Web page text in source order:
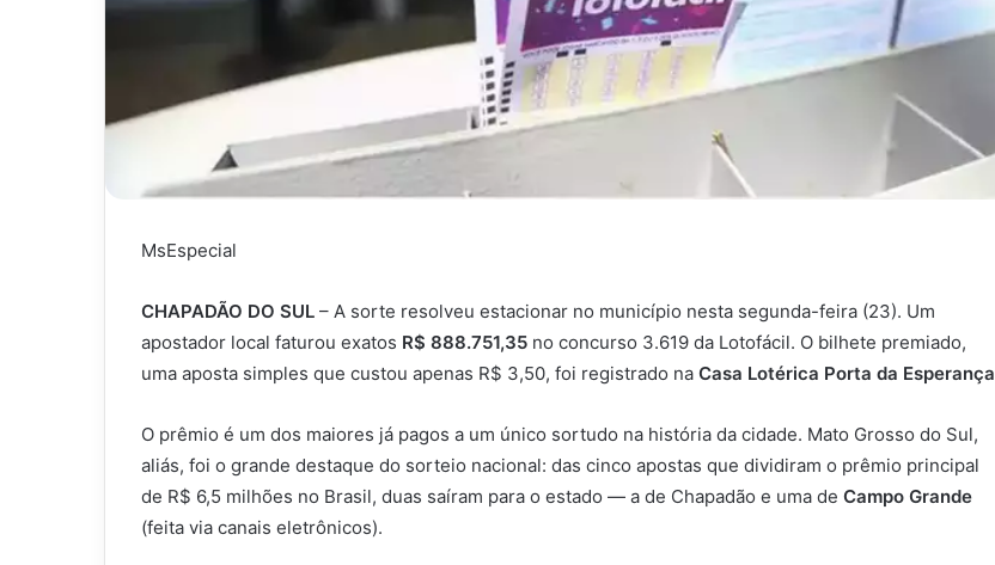
MsEspecial
CHAPADÃO DO SUL – A sorte resolveu estacionar no município nesta segunda-feira (23). Um
apostador local faturou exatos R$ 888.751,35 no concurso 3.619 da Lotofácil. O bilhete premiado,
uma aposta simples que custou apenas R$ 3,50, foi registrado na Casa Lotérica Porta da Esperança
O prêmio é um dos maiores já pagos a um único sortudo na história da cidade. Mato Grosso do Sul,
aliás, foi o grande destaque do sorteio nacional: das cinco apostas que dividiram o prêmio principal
de R$ 6,5 milhões no Brasil, duas saíram para o estado — a de Chapadão e uma de Campo Grande
(feita via canais eletrônicos).